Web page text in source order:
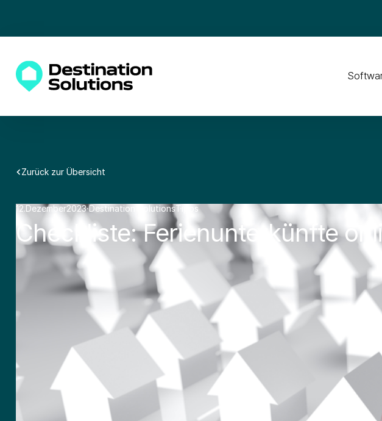
Zurück zur Übersicht
12.Dezember2023·Destination Solutions ·
Tipps
Checkliste: Ferienunterkünfte